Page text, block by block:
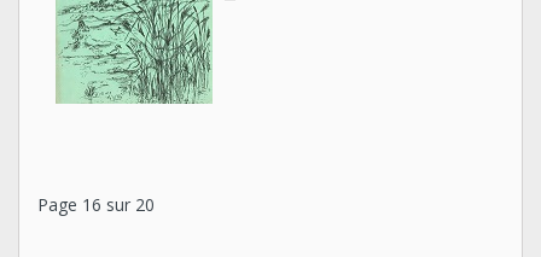
Page 16 sur 20